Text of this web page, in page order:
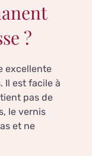
?
excellente
Il est facile à
pas de
le vernis
et ne